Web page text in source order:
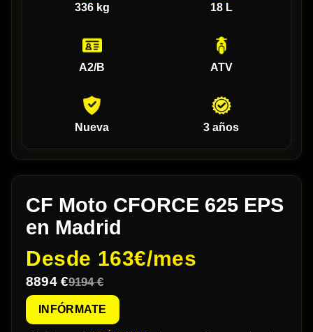
336 kg 18 L
A2/B ATV
Nueva 3 años
CF Moto CFORCE 625 EPS
en Madrid
Desde 163€/mes
8894 €9194 €
INFÓRMATE